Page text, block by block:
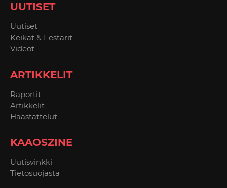
UUTISET
Uutiset
Keikat & Festarit
Videot
ARTIKKELIT
Raportit
Artikkelit
Haastattelut
KAAOSZINE
Uutisvinkki
Tietosuojasta